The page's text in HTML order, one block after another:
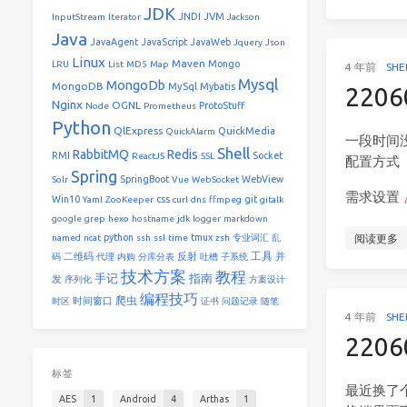
4 年前
一段时间
配置方式
需求设置
阅读更多
4 年前
最近换了
InputStream Iterator JDK JNDI JVM Jackson
Java JavaAgent JavaScript JavaWeb Jquery Json
LRU Linux List MD5 Map Maven Mongo
MongoDB MongoDb MySql Mybatis Mysql
Nginx Node OGNL Prometheus ProtoStuff
Python QlExpress QuickAlarm QuickMedia
RMI RabbitMQ ReactJS Redis SSL Shell Socket
Solr Spring SpringBoot Vue WebSocket WebView
Win10 Yaml ZooKeeper css curl dns ffmpeg git gitalk
google grep hexo hostname jdk logger markdown
named ncat python ssh ssl time tmux zsh 专业词汇 乱
码 二维码 代理 内购 分库分表 反射 吐槽 子系统 工具 并
发 序列化 手记 技术方案 指南 教程 方案设计
时区 时间窗口 爬虫 编程技巧 证书 问题记录 随笔
标签
AES 1 Android 4 Arthas 1